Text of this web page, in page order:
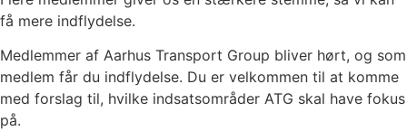
få mere indflydelse.
Medlemmer af Aarhus Transport Group bliver hørt, og som
medlem får du indflydelse. Du er velkommen til at komme
med forslag til, hvilke indsatsområder ATG skal have fokus
på.